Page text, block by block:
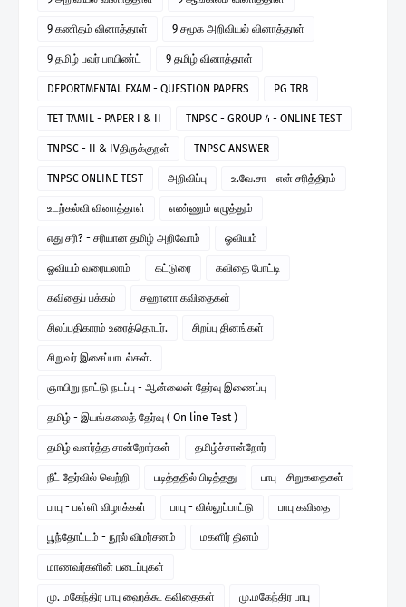
9 கணிதம் வினாத்தாள் 9 சமூக அறிவியல் வினாத்தாள்
9 தமிழ் பவர் பாயிண்ட் 9 தமிழ் வினாத்தாள்
DEPORTMENTAL EXAM - QUESTION PAPERS PG TRB
TET TAMIL - PAPER I & II TNPSC - GROUP 4 - ONLINE TEST
TNPSC - II & IVதிருக்குறள் TNPSC ANSWER
TNPSC ONLINE TEST அறிவிப்பு உ.வே.சா - என் சரித்திரம்
உடற்கல்வி வினாத்தாள் எண்ணும் எழுத்தும்
எது சரி? - சரியான தமிழ் அறிவோம் ஓவியம்
ஓவியம் வரையலாம் கட்டுரை கவிதை போட்டி
கவிதைப் பக்கம் சஹானா கவிதைகள்
சிலப்பதிகாரம் உரைத்தொடர். சிறப்பு தினங்கள்
சிறுவர் இசைப்பாடல்கள்.
ஞாயிறு நாட்டு நடப்பு - ஆன்லைன் தேர்வு இணைப்பு
தமிழ் - இயங்கலைத் தேர்வு ( On line Test )
தமிழ் வளர்த்த சான்றோர்கள் தமிழ்ச்சான்றோர்
நீட் தேர்வில் வெற்றி படித்ததில் பிடித்தது பாபு - சிறுகதைகள்
பாபு - பள்ளி விழாக்கள் பாபு - வில்லுப்பாட்டு பாபு கவிதை
பூந்தோட்டம் - நூல் விமர்சனம் மகளிர் தினம்
மாணவர்களின் படைப்புகள்
மு. மகேந்திர பாபு ஹைக்கூ கவிதைகள் மு.மகேந்திர பாபு